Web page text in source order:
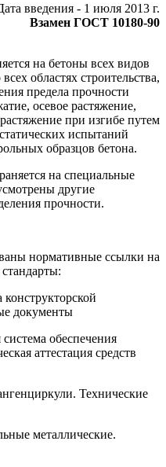
введения - 1 июля 2013 г.
Взамен ГОСТ 10180-90
на бетоны всех видов
областях строительства,
предела прочности
осевое растяжение,
при изгибе путем
испытаний
образцов бетона.
на специальные
другие
прочности.
нормативные ссылки на
документы
обеспечения
аттестация средств
Технические
металлические.